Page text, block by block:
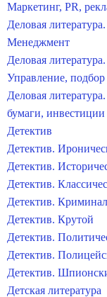
Маркетинг, PR,
Деловая литература.
Менеджмент
Деловая литература.
Управление, подбор
Деловая
бумаги, инвестиции
Детектив
Детектив.
Детектив.
Детектив.
Детектив.
Детектив. Крутой
Детектив.
Детектив.
Детектив.
Детская литература